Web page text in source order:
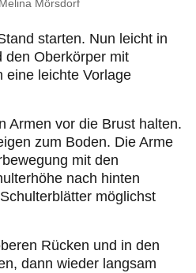
Mörsdorf
starten. Nun leicht in
den Oberkörper mit
eine leichte Vorlage
Armen vor die Brust halten.
zum Boden. Die Arme
mit den
nach hinten
möglichst
Rücken und in den
dann wieder langsam